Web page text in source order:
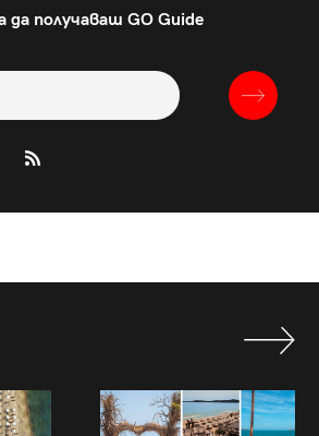
да получаваш GO Guide